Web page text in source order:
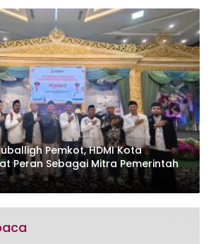
Pemkot, HDMI Kota
Peran Sebagai Mitra Pemerintah